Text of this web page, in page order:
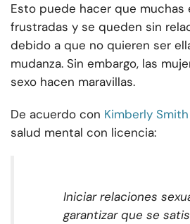
Esto puede hacer que muchas
frustradas y se queden sin
debido a que no quieren ser
mudanza. Sin embargo, las
sexo hacen maravillas.
De acuerdo con Kimberly Smith
salud mental con licencia:
Iniciar relaciones
garantizar que se